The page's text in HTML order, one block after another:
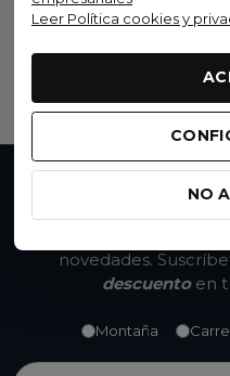
Leer Política cookies y
NO
118,99 € (IVA inc.)
No te
novedades.
descuentoen
Montaña